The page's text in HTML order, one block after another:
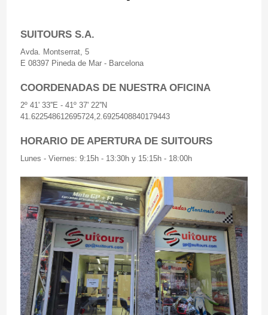
SUITOURS S.A.
Avda. Montserrat, 5
E 08397 Pineda de Mar - Barcelona
COORDENADAS DE NUESTRA OFICINA
2º 41' 33''E - 41º 37' 22''N
41.622548612695724,2.6925408840179443
HORARIO DE APERTURA DE SUITOURS
Lunes - Viernes: 9:15h - 13:30h y 15:15h - 18:00h